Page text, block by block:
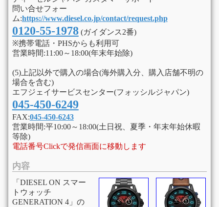
問い合せフォー
ム:https://www.diesel.co.jp/contact/request.php
0120-55-1978(ガイダンス2番)
※携帯電話・PHSからも利用可
営業時間:11:00～18:00(年末年始除)
(5)上記以外で購入の場合(海外購入分、購入店舗不明の
場合を含む)
エフジェイサービスセンター(フォッシルジャパン)
045-450-6249
FAX:045-450-6243
営業時間:平10:00～18:00(土日祝、夏季・年末年始休暇
等除)
電話番号Clickで発信画面に移動します
内容
「DIESEL ON スマー
トウォッチ
GENERATION 4」の